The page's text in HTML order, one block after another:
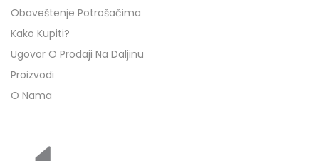
Obaveštenje Potrošačima
Kako Kupiti?
Ugovor O Prodaji Na Daljinu
Proizvodi
O Nama